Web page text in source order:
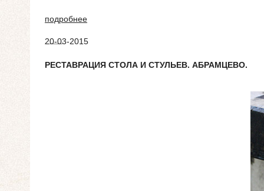
подробнее
20-03-2015
РЕСТАВРАЦИЯ СТОЛА И СТУЛЬЕВ. АБРАМЦЕВО.